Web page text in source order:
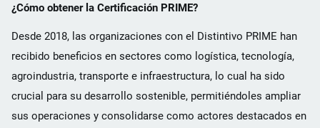
¿Cómo obtener la Certificación PRIME?
Desde 2018, las organizaciones con el Distintivo PRIME han
recibido beneficios en sectores como logística, tecnología,
agroindustria, transporte e infraestructura, lo cual ha sido
crucial para su desarrollo sostenible, permitiéndoles ampliar
sus operaciones y consolidarse como actores destacados en